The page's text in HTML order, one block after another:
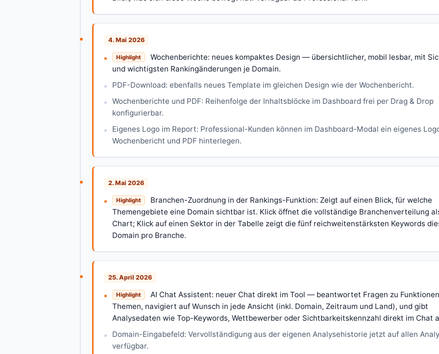
4. Mai 2026
Highlight
Wochenberichte: neues kompaktes Design — übersichtlicher, mobil lesbar, mit
und wichtigsten Rankingänderungen je Domain.
PDF-Download: ebenfalls neues Template im gleichen Design wie der Wochenbericht.
Wochenberichte und PDF: Reihenfolge der Inhaltsblöcke im Dashboard frei per Drag & Drop
konfigurierbar.
Eigenes Logo im Report: Professional-Kunden können im Dashboard-Modal ein eigenes
Wochenbericht und PDF hinterlegen.
2. Mai 2026
Highlight
Branchen-Zuordnung in der Rankings-Funktion: Zeigt auf einen Blick, für welche
Themengebiete eine Domain sichtbar ist. Klick öffnet die vollständige Branchenverteilung
Chart; Klick auf einen Sektor in der Tabelle zeigt die fünf reichweitenstärksten Keywords
Domain pro Branche.
25. April 2026
Highlight
AI Chat Assistent: neuer Chat direkt im Tool — beantwortet Fragen zu
Themen, navigiert auf Wunsch in jede Ansicht (inkl. Domain, Zeitraum und Land), und gibt
Analysedaten wie Top-Keywords, Wettbewerber oder Sichtbarkeitskennzahl direkt im Chat
Domain-Eingabefeld: Vervollständigung aus der eigenen Analysehistorie jetzt auf allen
verfügbar.